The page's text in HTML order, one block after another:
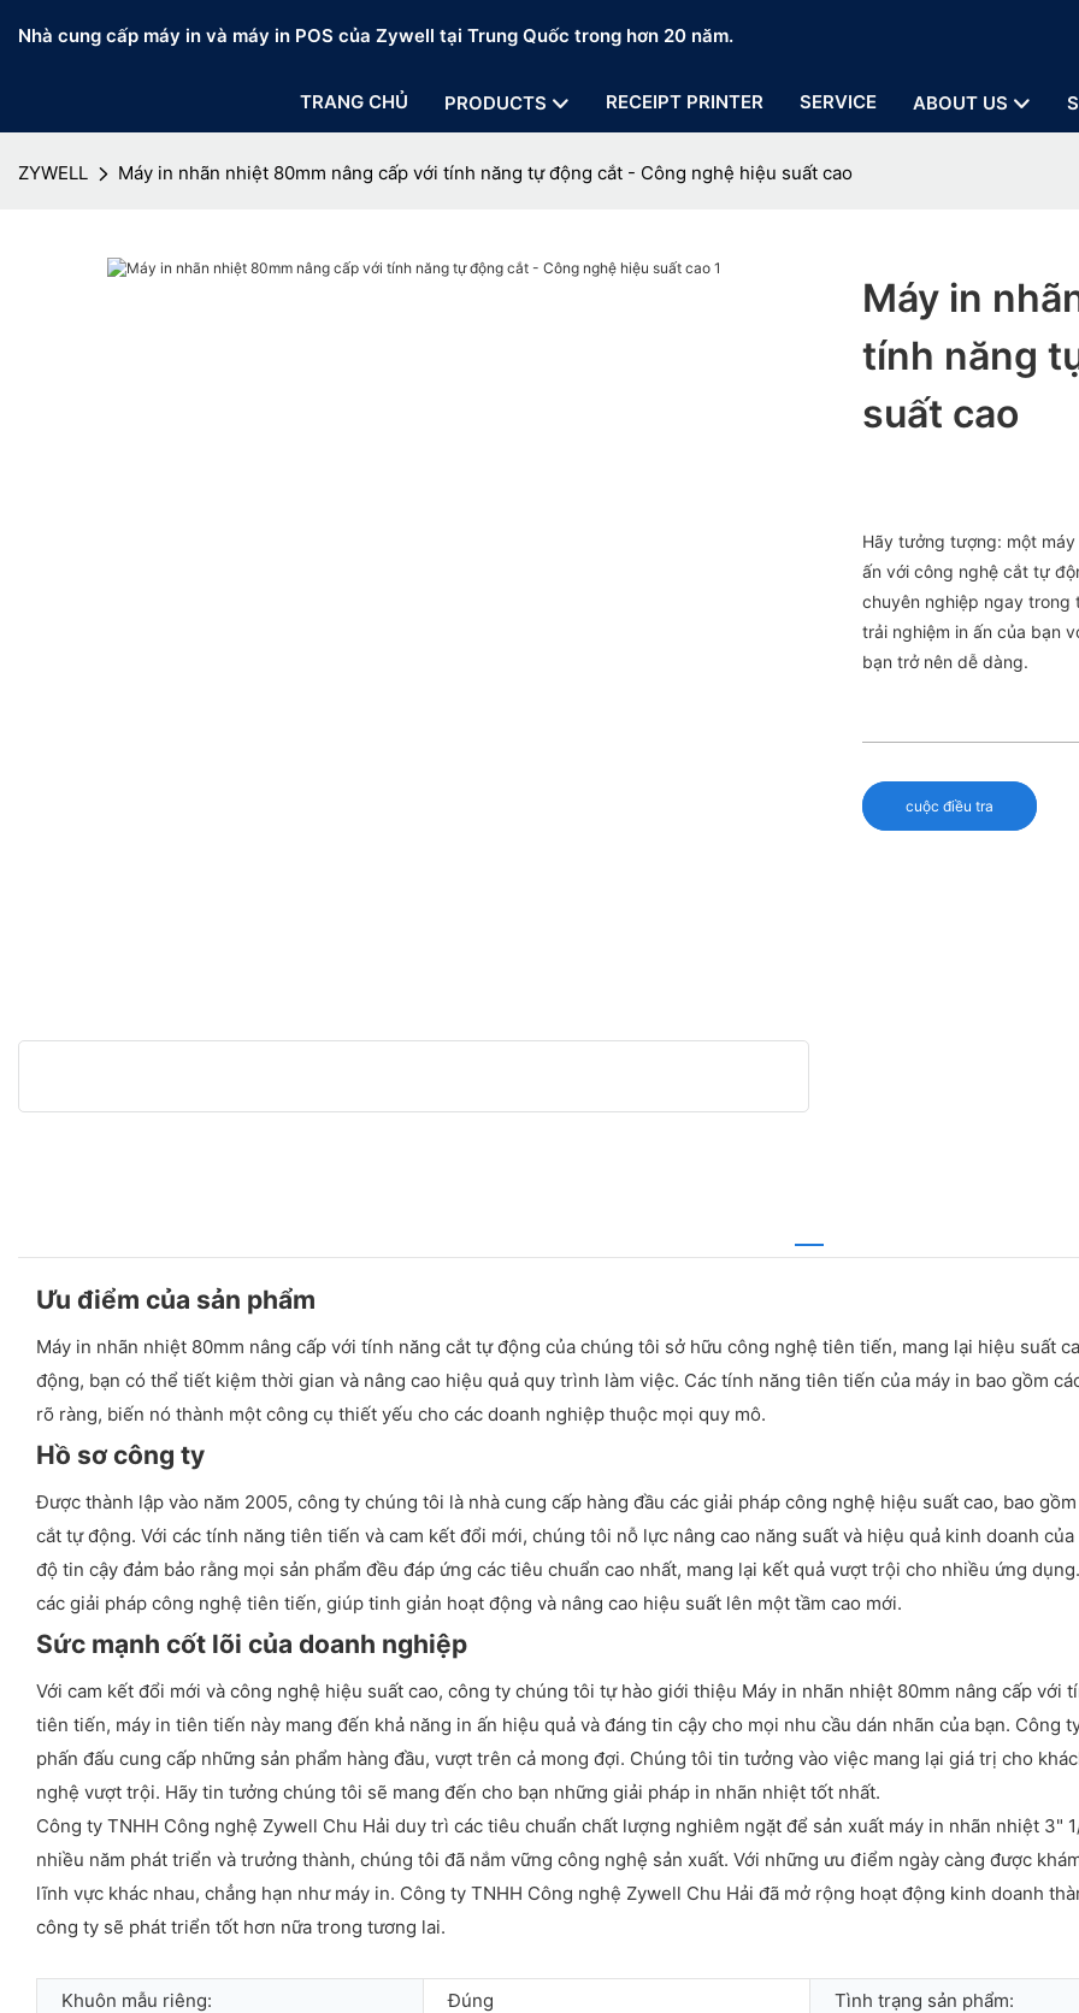
Nhà cung cấp máy in và máy in POS của Zywell tại Trung Quốc trong hơn 20 năm.
TRANG CHỦ PRODUCTS RECEIPT PRINTER SERVICE ABOUT US
ZYWELL Máy in nhãn nhiệt 80mm nâng cấp với tính năng tự động cắt - Công nghệ hiệu suất cao
Máy in
tính năng
suất cao
Hãy tưởng tượng: một
ấn với công nghệ cắt tự
chuyên nghiệp ngay trong
trải nghiệm in ấn của bạn
bạn trở nên dễ dàng.
cuộc điều tra
Ưu điểm của sản phẩm
Máy in nhãn nhiệt 80mm nâng cấp với tính năng cắt tự động của chúng tôi sở hữu công nghệ tiên tiến, mang lại hiệu suất
động, bạn có thể tiết kiệm thời gian và nâng cao hiệu quả quy trình làm việc. Các tính năng tiên tiến của máy in bao gồm
rõ ràng, biến nó thành một công cụ thiết yếu cho các doanh nghiệp thuộc mọi quy mô.
Hồ sơ công ty
Được thành lập vào năm 2005, công ty chúng tôi là nhà cung cấp hàng đầu các giải pháp công nghệ hiệu suất cao, bao
cắt tự động. Với các tính năng tiên tiến và cam kết đổi mới, chúng tôi nỗ lực nâng cao năng suất và hiệu quả kinh doanh
độ tin cậy đảm bảo rằng mọi sản phẩm đều đáp ứng các tiêu chuẩn cao nhất, mang lại kết quả vượt trội cho nhiều ứng
các giải pháp công nghệ tiên tiến, giúp tinh giản hoạt động và nâng cao hiệu suất lên một tầm cao mới.
Sức mạnh cốt lõi của doanh nghiệp
Với cam kết đổi mới và công nghệ hiệu suất cao, công ty chúng tôi tự hào giới thiệu Máy in nhãn nhiệt 80mm nâng cấp với
tiên tiến, máy in tiên tiến này mang đến khả năng in ấn hiệu quả và đáng tin cậy cho mọi nhu cầu dán nhãn của bạn.
phấn đấu cung cấp những sản phẩm hàng đầu, vượt trên cả mong đợi. Chúng tôi tin tưởng vào việc mang lại giá trị cho
nghệ vượt trội. Hãy tin tưởng chúng tôi sẽ mang đến cho bạn những giải pháp in nhãn nhiệt tốt nhất.
Công ty TNHH Công nghệ Zywell Chu Hải duy trì các tiêu chuẩn chất lượng nghiêm ngặt để sản xuất máy in nhãn nhiệt 3"
nhiều năm phát triển và trưởng thành, chúng tôi đã nắm vững công nghệ sản xuất. Với những ưu điểm ngày càng được
lĩnh vực khác nhau, chẳng hạn như máy in. Công ty TNHH Công nghệ Zywell Chu Hải đã mở rộng hoạt động kinh doanh
công ty sẽ phát triển tốt hơn nữa trong tương lai.
Khuôn mẫu riêng: Đúng Tình trạng sản phẩm: